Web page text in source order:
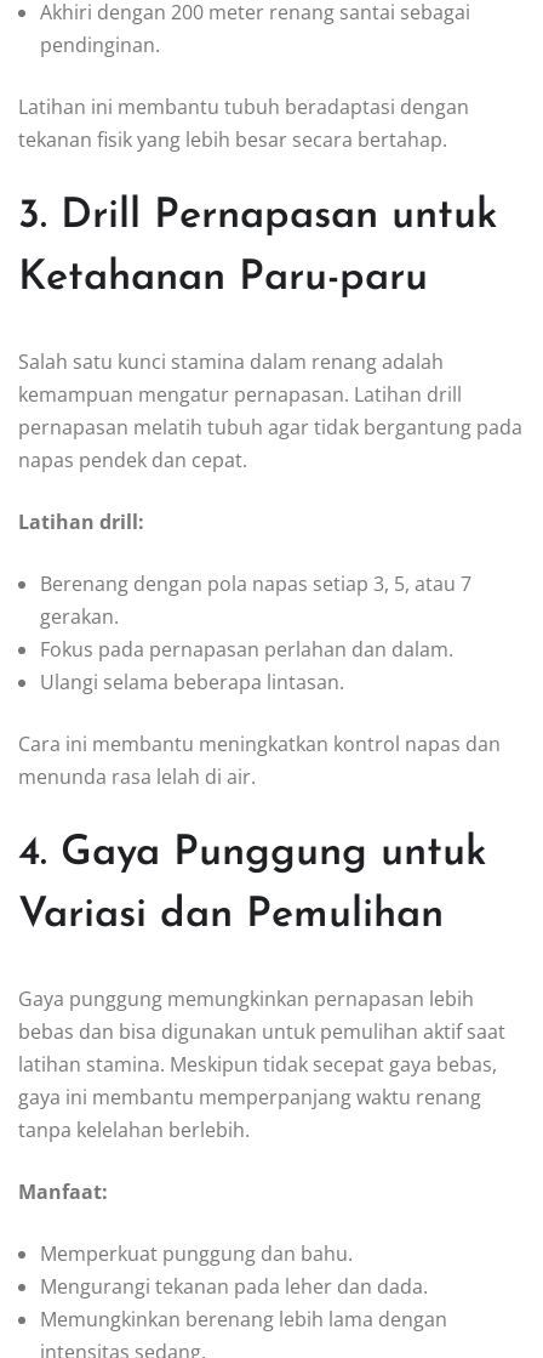
Akhiri dengan 200 meter renang santai sebagai
pendinginan.
Latihan ini membantu tubuh beradaptasi dengan
tekanan fisik yang lebih besar secara bertahap.
3. Drill Pernapasan untuk
Ketahanan Paru-paru
Salah satu kunci stamina dalam renang adalah
kemampuan mengatur pernapasan. Latihan drill
pernapasan melatih tubuh agar tidak bergantung pada
napas pendek dan cepat.
Latihan drill:
Berenang dengan pola napas setiap 3, 5, atau 7
gerakan.
Fokus pada pernapasan perlahan dan dalam.
Ulangi selama beberapa lintasan.
Cara ini membantu meningkatkan kontrol napas dan
menunda rasa lelah di air.
4. Gaya Punggung untuk
Variasi dan Pemulihan
Gaya punggung memungkinkan pernapasan lebih
bebas dan bisa digunakan untuk pemulihan aktif saat
latihan stamina. Meskipun tidak secepat gaya bebas,
gaya ini membantu memperpanjang waktu renang
tanpa kelelahan berlebih.
Manfaat:
Memperkuat punggung dan bahu.
Mengurangi tekanan pada leher dan dada.
Memungkinkan berenang lebih lama dengan
intensitas sedang.